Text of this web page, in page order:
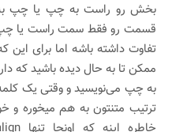
ممکن تا به حال دیده باشید که
به چپ می‌نویسید و وقتی یک
ترتیب متنتون به هم میخوره